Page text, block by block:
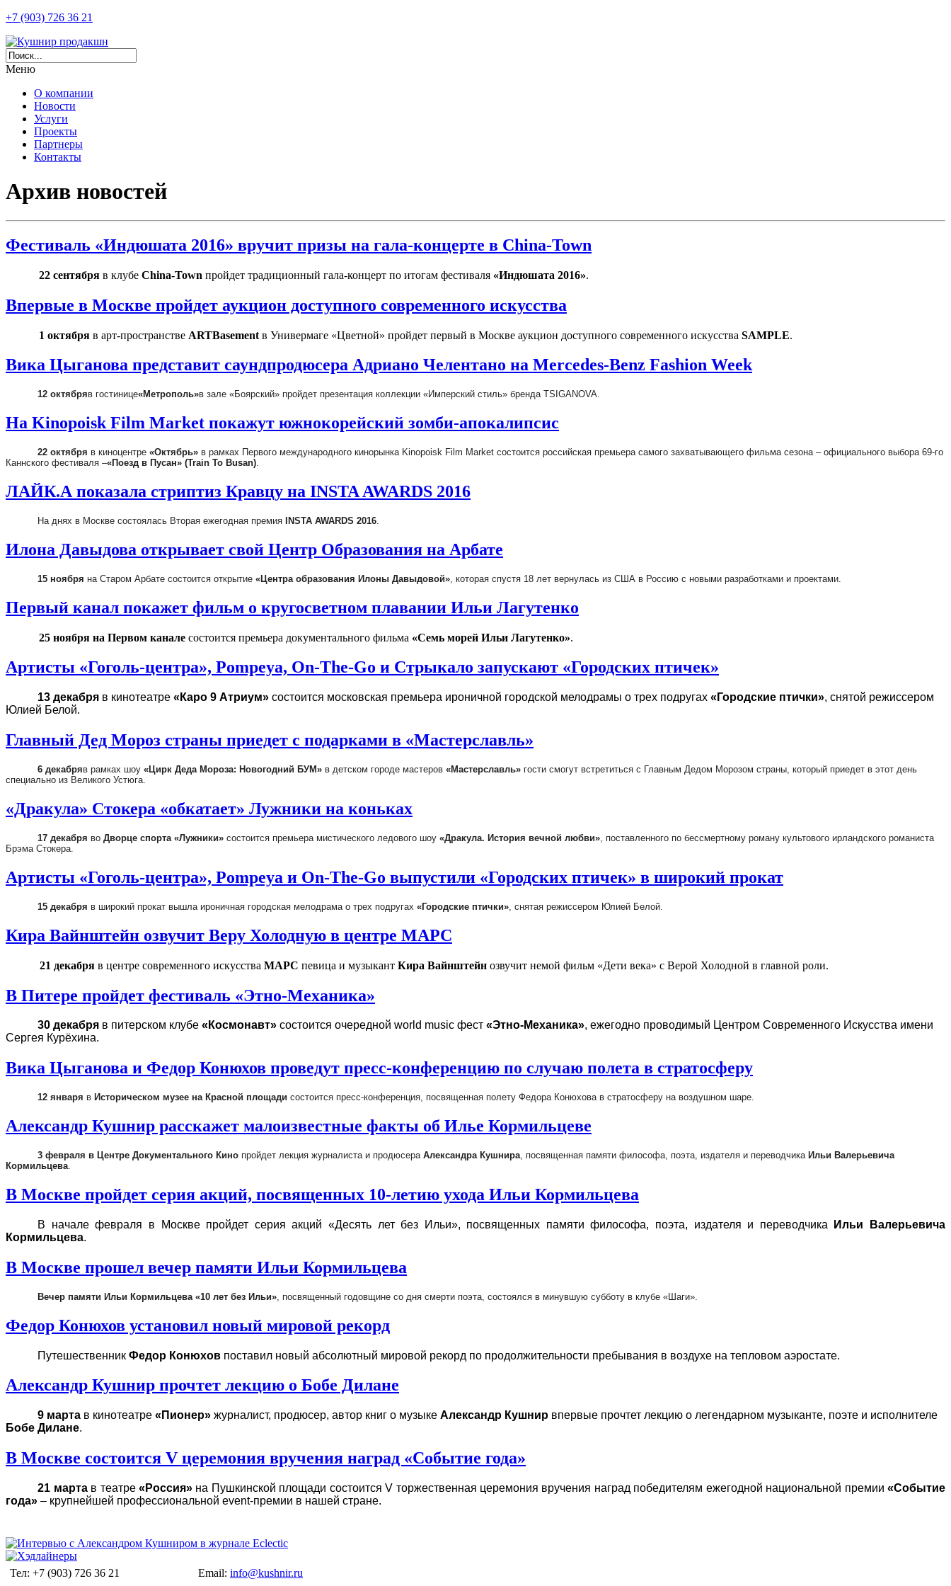
+7 (903) 726 36 21
Меню
О компании
Новости
Услуги
Проекты
Партнеры
Контакты
Архив новостей
Фестиваль «Индюшата 2016» вручит призы на гала-концерте в China-Town
22 сентября в клубеChina-Town пройдет традиционный гала-концерт по итогам фестиваля «Индюшата 2016».
Впервые в Москве пройдет аукцион доступного современного искусства
1 октября в арт-пространстве ARTBasement в Универмаге «Цветной» пройдет первый в Москве аукцион доступного современного искусстваSAMPLE.
Вика Цыганова представит саундпродюсера Адриано Челентано на Mercedes-Benz Fashion Week
12 октябряв гостинице«Метрополь»в зале «Боярский» пройдет презентация коллекции «Имперский стиль» бренда TSIGANOVA.
На Kinopoisk Film Market покажут южнокорейский зомби-апокалипсис
22 октября в киноцентре «Октябрь» в рамках Первого международного кинорынка Kinopoisk Film Market состоится российская премьера самого захватывающего фильма сезона – официального выбора 69-го
Каннского фестиваля –«Поезд в Пусан» (Train To Busan).
ЛАЙК.А показала стриптиз Кравцу на INSTA AWARDS 2016
На днях в Москве состоялась Вторая ежегодная премия INSTA AWARDS 2016
Илона Давыдова открывает свой Центр Образования на Арбате
15 ноября на Старом Арбате состоится открытие«Центра образования Илоны Давыдовой» , которая спустя 18 лет вернулась из США в Россию с новыми разработками и проектами.
Первый канал покажет фильм о кругосветном плавании Ильи Лагутенко
25 ноября на Первом канале состоится премьера документального фильма «Семь морей Ильи Лагутенко».
Артисты «Гоголь-центра», Pompeya, On-The-Go и Стрыкало запускают «Городских птичек»
13 декабря в кинотеатре«Каро 9 Атриум» состоится московская премьера ироничной городской мелодрамы о трех подругах«Городские птички», снятой режиссером
Юлией Белой.
Главный Дед Мороз страны приедет с подарками в «Мастерславль»
6 декабряв рамках шоу«Цирк Деда Мороза: Новогодний БУМ» в детском городе мастеров «Мастерславль» гости смогут встретиться с Главным Дедом Морозом страны, который приедет в этот день
специально из Великого Устюга.
«Дракула» Стокера «обкатает» Лужники на коньках
17 декабря воДворце спорта «Лужники» состоится премьера мистического ледового шоу«Дракула. История вечной любви», поставленного по бессмертному роману культового ирландского романиста
Брэма Стокера.
Артисты «Гоголь-центра», Pompeya и On-The-Go выпустили «Городских птичек» в широкий прокат
15 декабря в широкий прокат вышла ироничная городская мелодрама о трех подругах«Городские птички» , снятая режиссером Юлией Белой.
Кира Вайнштейн озвучит Веру Холодную в центре МАРС
21 декабря в центре современного искусства МАРС певица и музыкант Кира Вайнштейн озвучит немой фильм «Дети века» с Верой Холодной в главной роли.
В Питере пройдет фестиваль «Этно-Механика»
30 декабря в питерском клубе«Космонавт» состоится очередной world music фест«Этно-Механика», ежегодно проводимый Центром Современного Искусства имени
Сергея Курёхина.
Вика Цыганова и Федор Конюхов проведут пресс-конференцию по случаю полета в стратосферу
12 января в Историческом музее на Красной площади состоится пресс-конференция, посвященная полету Федора Конюхова в стратосферу на воздушном шаре.
Александр Кушнир расскажет малоизвестные факты об Илье Кормильцеве
3 февраля в Центре Документального Кино пройдет лекция журналиста и продюсераАлександра Кушнира, посвященная памяти философа, поэта, издателя и переводчика Ильи Валерьевича
Кормильцева.
В Москве пройдет серия акций, посвященных 10-летию ухода Ильи Кормильцева
В начале февраля в Москве пройдет серия акций «Десять лет без Ильи», посвященных памяти философа, поэта, издателя и переводчика
Ильи Валерьевича
Кормильцева.
В Москве прошел вечер памяти Ильи Кормильцева
Вечер памяти Ильи Кормильцева «10 лет без Ильи» , посвященный годовщине со дня смерти поэта, состоялся в минувшую субботу в клубе «Шаги».
Федор Конюхов установил новый мировой рекорд
ПутешественникФедор Конюхов поставил новый абсолютный мировой рекорд по продолжительности пребывания в воздухе на тепловом аэростате.
Александр Кушнир прочтет лекцию о Бобе Дилане
9 марта в кинотеатре«Пионер» журналист, продюсер, автор книг о музыкеАлександр Кушнир впервые прочтет лекцию о легендарном музыканте, поэте и исполнителе
Бобе Дилане.
В Москве состоится V церемония вручения наград «Событие года»
21 мартав театре«Россия» на Пушкинской площади состоится V торжественная церемония вручения наград победителям ежегодной национальной премии«Cобытие
года» – крупнейшей профессиональной event-премии в нашей стране.
Тел: +7 (903) 726 36 21 Email: info@kushnir.ru